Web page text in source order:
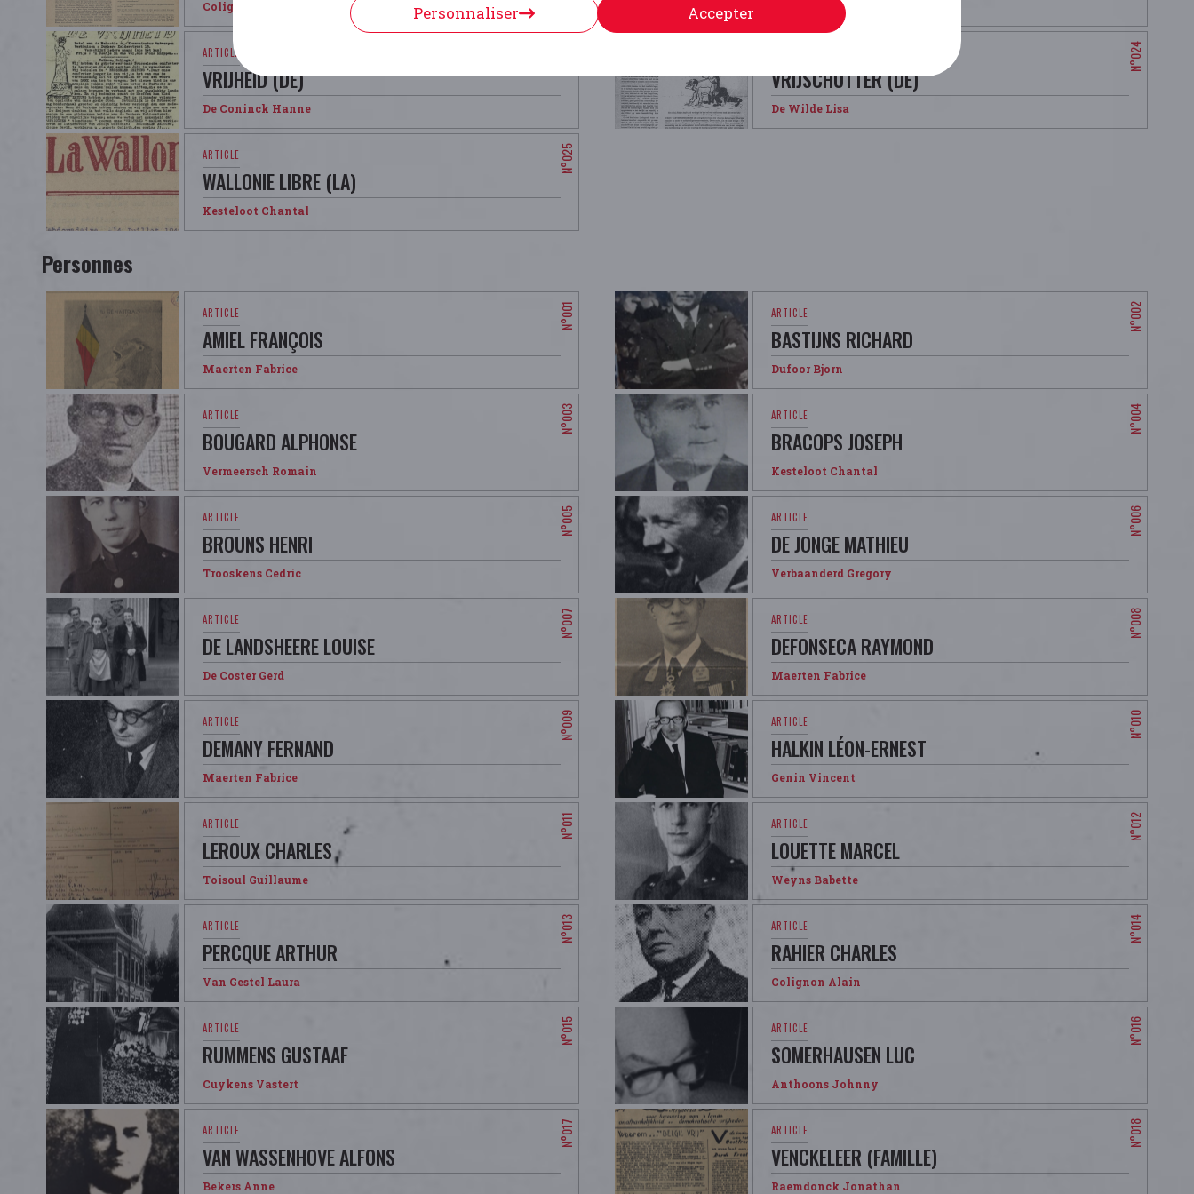
Colignon Alain Colignon Alain
VRIJHEID (DE)
De Coninck Hanne
VRIJSCHUTTER (DE)
De Wilde Lisa
WALLONIE LIBRE (LA)
Kesteloot Chantal
Personnes
AMIEL FRANÇOIS
Maerten Fabrice
BASTIJNS RICHARD
Dufoor Bjorn
BOUGARD ALPHONSE
Vermeersch Romain
BRACOPS JOSEPH
Kesteloot Chantal
BROUNS HENRI
Trooskens Cedric
DE JONGE MATHIEU
Verbaanderd Gregory
DE LANDSHEERE LOUISE
De Coster Gerd
DEFONSECA RAYMOND
Maerten Fabrice
DEMANY FERNAND
Maerten Fabrice
HALKIN LÉON-ERNEST
Genin Vincent
LEROUX CHARLES
Toisoul Guillaume
LOUETTE MARCEL
Weyns Babette
PERCQUE ARTHUR
Van Gestel Laura
RAHIER CHARLES
Colignon Alain
RUMMENS GUSTAAF
Cuykens Vastert
SOMERHAUSEN LUC
Anthoons Johnny
VAN WASSENHOVE ALFONS
Bekers Anne
VENCKELEER (FAMILLE)
Raemdonck Jonathan
Personnaliser Accepter